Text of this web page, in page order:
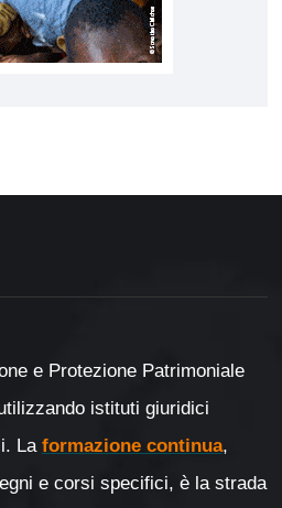
e Protezione Patrimoniale
istituti giuridici
La formazione continua,
e corsi specifici, è la strada